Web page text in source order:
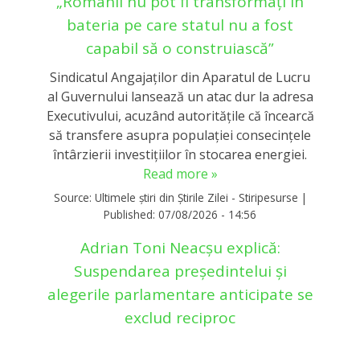
bateria pe care statul nu a fost
capabil să o construiască”
Sindicatul Angajaților din Aparatul de Lucru
al Guvernului lansează un atac dur la adresa
Executivului, acuzând autoritățile că încearcă
să transfere asupra populației consecințele
întârzierii investițiilor în stocarea energiei.
Read more »
Source: Ultimele știri din Știrile Zilei - Stiripesurse |
Published: 07/08/2026 - 14:56
Adrian Toni Neacșu explică:
Suspendarea președintelui și
alegerile parlamentare anticipate se
exclud reciproc